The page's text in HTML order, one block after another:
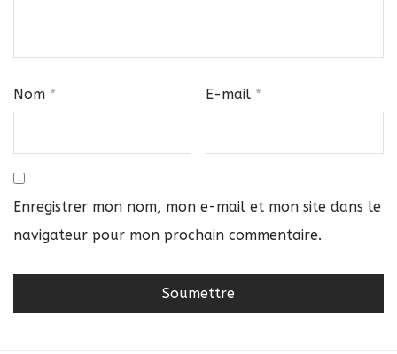
Nom * E-mail *
Enregistrer mon nom, mon e-mail et mon site dans le
navigateur pour mon prochain commentaire.